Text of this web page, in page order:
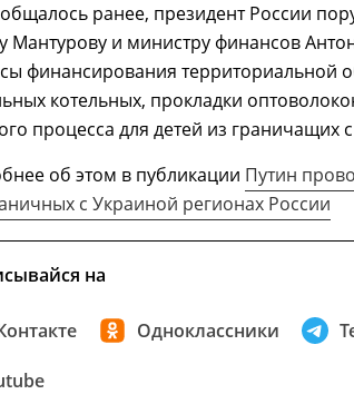
ранее, президент России
Мантурову и министру финансов
финансирования территориальной
котельных, прокладки
процесса для детей из граничащих
об этом в публикации Путин
с Украиной регионах России
на
Одноклассники